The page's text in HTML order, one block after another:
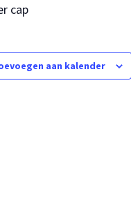
cap
aan kalender